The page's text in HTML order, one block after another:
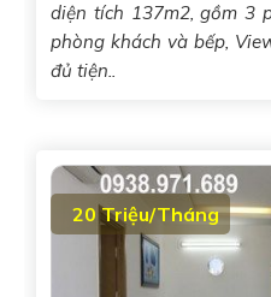
diện tích 137m2, gồm 3
phòng khách và bếp,
đủ tiện..
20 Triệu/Tháng